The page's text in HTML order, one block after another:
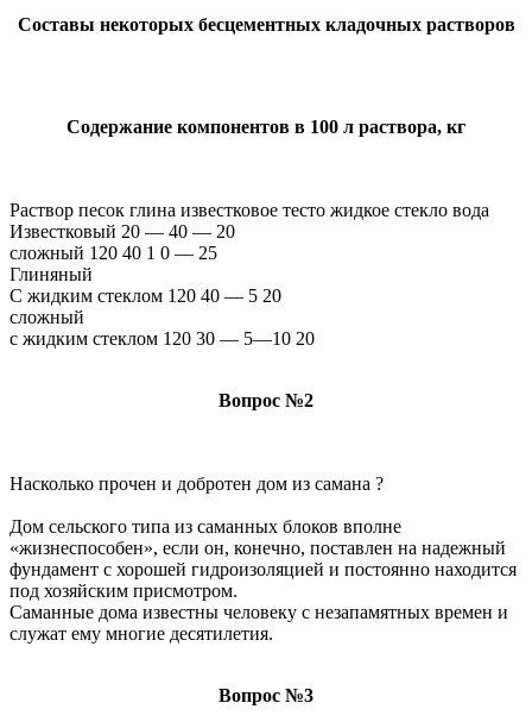
Составы некоторых бесцементных кладочных растворов
Содержание компонентов в 100 л раствора, кг
Раствор песок глина известковое тесто жидкое стекло вода
Известковый 20 — 40 — 20
сложный 120 40 1 0 — 25
Глиняный
С жидким стеклом 120 40 — 5 20
сложный
с жидким стеклом 120 30 — 5—10 20
Вопрос №2
Насколько прочен и добротен дом из самана ?
Дом сельского типа из саманных блоков вполне
«жизнеспособен», если он, конечно, поставлен на надежный
фундамент с хорошей гидроизоляцией и постоянно находится
под хозяйским присмотром.
Саманные дома известны человеку с незапамятных времен и
служат ему многие десятилетия.
Вопрос №3